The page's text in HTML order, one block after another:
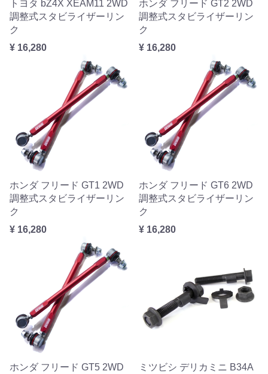
トヨタ bZ4X XEAM11 2WD
調整式スタビライザーリン
ク
¥ 16,280
ホンダ フリード GT2 2WD
調整式スタビライザーリン
ク
¥ 16,280
ホンダ フリード GT1 2WD
調整式スタビライザーリン
ク
¥ 16,280
ホンダ フリード GT6 2WD
調整式スタビライザーリン
ク
¥ 16,280
ホンダ フリード GT5 2WD
ミツビシ デリカミニ B34A